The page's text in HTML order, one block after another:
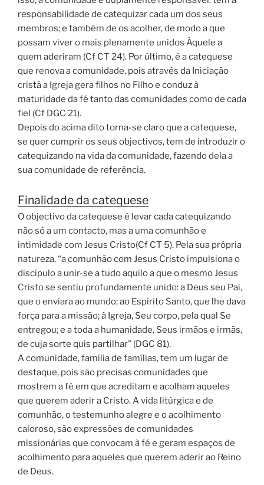
responsabilidade de catequizar cada um dos seus
membros; e também de os acolher, de modo a que
possam viver o mais plenamente unidos Àquele a
quem aderiram (Cf CT 24). Por último, é a catequese
que renova a comunidade, pois através da Iniciação
cristã a Igreja gera filhos no Filho e conduz à
maturidade da fé tanto das comunidades como de cada
fiel (Cf DGC 21).
Depois do acima dito torna-se claro que a catequese,
se quer cumprir os seus objectivos, tem de introduzir o
catequizando na vida da comunidade, fazendo dela a
sua comunidade de referência.
Finalidade da catequese
O objectivo da catequese é levar cada catequizando
não só a um contacto, mas a uma comunhão e
intimidade com Jesus Cristo(Cf CT 5). Pela sua própria
natureza, “a comunhão com Jesus Cristo impulsiona o
discípulo a unir-se a tudo aquilo a que o mesmo Jesus
Cristo se sentiu profundamente unido: a Deus seu Pai,
que o enviara ao mundo; ao Espírito Santo, que lhe dava
força para a missão; à Igreja, Seu corpo, pela qual Se
entregou; e a toda a humanidade, Seus irmãos e irmãs,
de cuja sorte quis partilhar” (DGC 81).
A comunidade, família de famílias, tem um lugar de
destaque, pois são precisas comunidades que
mostrem a fé em que acreditam e acolham aqueles
que querem aderir a Cristo. A vida litúrgica e de
comunhão, o testemunho alegre e o acolhimento
caloroso, são expressões de comunidades
missionárias que convocam à fé e geram espaços de
acolhimento para aqueles que querem aderir ao Reino
de Deus.